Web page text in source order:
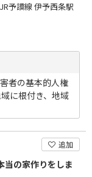
予讃線 伊予西条駅
者の基本的人権
に根付き、地域
追加
当の家作りをしま